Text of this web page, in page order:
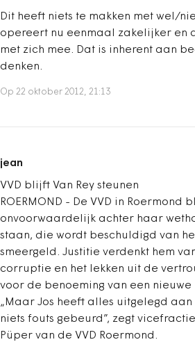
Dit heeft niets te makken met wel/
opereert nu eenmaal zakelijker en
met zich mee. Dat is inherent aan
denken.
Op 22 oktober 2012, 21:13
jean
VVD blijft Van Rey steunen
ROERMOND - De VVD in Roermond
onvoorwaardelijk achter haar
staan, die wordt beschuldigd van
smeergeld. Justitie verdenkt hem
corruptie en het lekken uit de
voor de benoeming van een nieuwe
„Maar Jos heeft alles uitgelegd
niets fouts gebeurd”, zegt
Püper van de VVD Roermond.